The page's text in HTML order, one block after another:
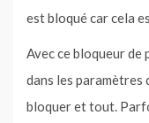
est bloqué car cela
Avec ce bloqueur de
dans les paramètres
bloquer et tout.